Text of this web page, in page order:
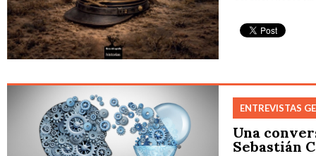
ENTREVISTAS
Una
Sebastián